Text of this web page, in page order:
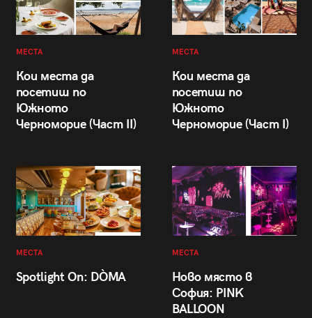
МЕСТА
Кои места да
посетиш по
Южното
Черноморие (Част II)
МЕСТА
Кои места да
посетиш по
Южното
Черноморие (Част I)
МЕСТА
Spotlight On: DÒMA
МЕСТА
Ново място в
София: PINK
BALLOON